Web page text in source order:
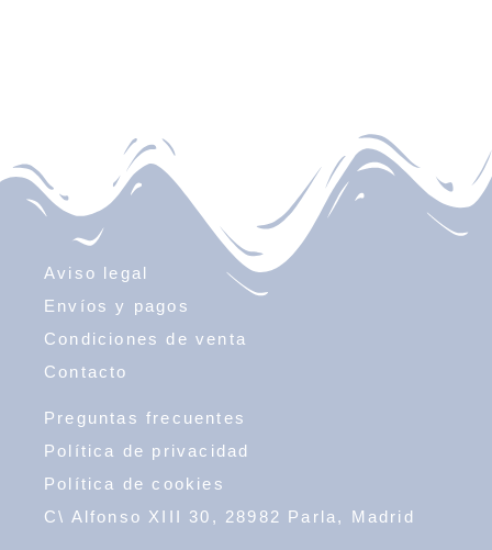
Aviso legal
Envíos y pagos
Condiciones de venta
Contacto
Preguntas frecuentes
Política de privacidad
Política de cookies
C\ Alfonso XIII 30, 28982 Parla, Madrid